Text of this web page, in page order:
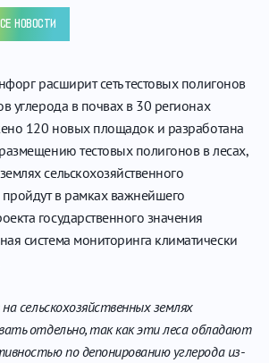
НОВОСТИ
расширит сеть тестовых полигонов
углерода в почвах в 30 регионах
120 новых площадок и разработана
тестовых полигонов в лесах,
сельскохозяйственного
в рамках важнейшего
государственного значения
система мониторинга климатически
сельскохозяйственных землях
отдельно, так как эти леса обладают
по депонированию углерода из-